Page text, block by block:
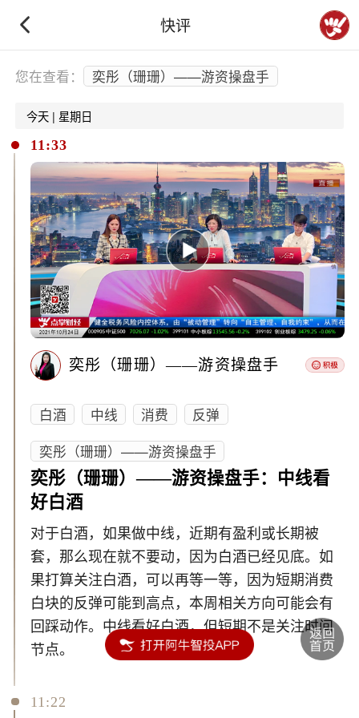
快评
下拉刷新
您在查看： 奕彤（珊珊）——游资操盘手
今天 | 星期日
11:33
奕彤（珊珊）——游资操盘手
白酒 中线 消费
反弹
奕彤（珊珊）——游资操盘手
奕彤（珊珊）——游资操盘手：中线看
好白酒
对于白酒，如果做中线，近期有盈利或长期被
套，那么现在就不要动，因为白酒已经见底。如
果打算关注白酒，可以再等一等，因为短期消费
白块的反弹可能到高点，本周相关方向可能会有
回踩动作。中线看好白酒，但短期不是关注时间
节点。
11:22